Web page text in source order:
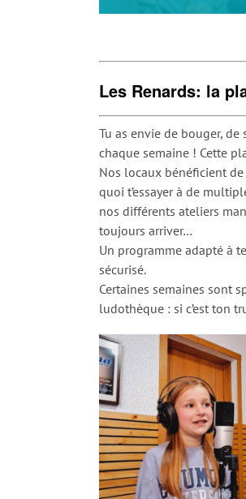
Les Renards: la
Tu as envie de bouger,
chaque semaine ! Cette
Nos locaux bénéficient
quoi t’essayer à de
nos différents ateliers
toujours arriver…
Un programme adapté à
sécurisé.
Certaines semaines sont
ludothèque : si c’est ton